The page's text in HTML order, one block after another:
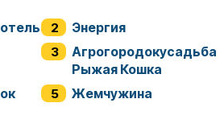
Энергия
Агрогородокусадьба
Рыжая Кошка
Жемчужина